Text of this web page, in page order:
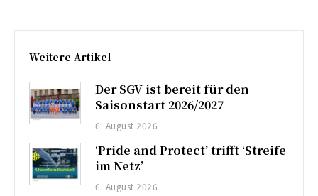
Weitere Artikel
Der SGV ist bereit für den
Saisonstart 2026/2027
6. August 2026
‘Pride and Protect’ trifft ‘Streife
im Netz’
6. August 2026